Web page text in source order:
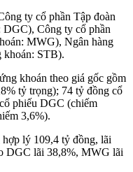
ty cổ phần Tập đoàn
Công ty cổ phần
MWG), Ngân hàng
khoán: STB).
khoán theo giá gốc gồm
tỷ trọng); 74 tỷ đồng cổ
phiếu DGC (chiếm
3,6%).
lý 109,4 tỷ đồng, lãi
DGC lãi 38,8%, MWG lãi